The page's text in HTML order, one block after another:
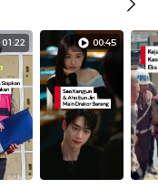
01:22 00:45